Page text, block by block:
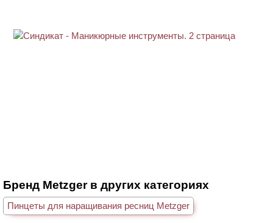
Бренд Metzger в других категориях
Пинцеты для наращивания ресниц Metzger